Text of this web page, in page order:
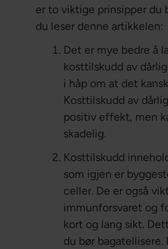
er to viktige prinsipper du
du leser denne artikkelen:
Det er mye bedre å
kosttilskudd av
i håp om at det
Kosttilskudd av
positiv effekt, men
skadelig.
Kosttilskudd
som igjen er
celler. De er også
immunforsvaret og
kort og lang sikt.
du bør bagatellisere.